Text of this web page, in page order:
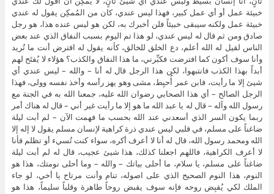
خبيئة عمل أو أي عمل كبير، فهذا ليس عندي، كان من المُمكِن يقول له عندي
خبيئة عمل ولكنه سيبقى خبيئاً فلن أخبرك به، لكن هو ليس عنده هذا، هو رجل
صادق ومن ثم قال له ليس عندي، لو هذا تم اليوم بسبب النفاق الذي عند بعض
الناس لقيل له الله أعلم، دع الخلق للخالق، كأنه يقول له افترض أنت ما تُريد
وأنا سوف أكون كما افترضت فكبِّرني، ما هذا النفاق والكذب؟ هؤلاء لا يُفتَح لهم
أبداً بهذا الكذب فانتبهوا، لكن هذا الرجل قال له أنا – والله – ليس عندي أي
شيئ إلا ما رأيت، فابن عمر أُحبِط، مشى وهو يهز رأسه وأخذ نفسه وولى، فهذا
الرجل الصالح – أي هذا الصحابي رضوان الله عليه، جمعنا الله به في الجنة مع
رسول الله وآله – قال له يا عبد الله ما هو إلا ما رأيت غير أني – قال له هناك أمر
ربما يكون السر الذي أسعدني عند الله بحسب ما فهمت الآن – لم أبت ليلة
ضاغناً على مسلم، في قلبي ليس عندي ذرة كراهية لإنسان مسلم يقول لا إله إلا
الله ومحمد رسول الله، قال له أنا لا أعرف أكره، سواء كنت تُسيء أو تظلم فأنا
لا أعرف الكراهية، فاللهم اجعلنا كذلك، هذا شيئ عجيب، قال له لم أبت ليلة
ضاغناً على مسلم، يا سلام، ما أحلى بياتك – والله – وما أحلى نومتك، هذا هو
النوم، هذا النوم الصحيح الذي على اصوله، تنام وأنت مرتاح يا أخي، لو جاء
الملك لكي يُقبِض روحه فإنه سوف يقبض روحاً طاهرة وقلباً سليماً، هذا هو